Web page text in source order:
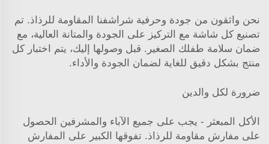
نحن واثقون من جودة وحرفية شراشفنا المقاومة للرذاذ. تم
تصنيع كل شاشة مع التركيز على الجودة والمتانة العالية، مع
ضمان سلامة طفلك الصغير. قبل وصولها إليك، يتم اختبار كل
منتج بشكل دقيق للغاية لضمان الجودة والأداء.
ضرورة لكل والدين
الأكل المبعثر - يجب على جميع الآباء والمشرفين الحصول
على مفارش مقاومة للرذاذ. تفوقها الكبير على المفارش